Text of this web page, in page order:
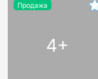
Продажа
4+